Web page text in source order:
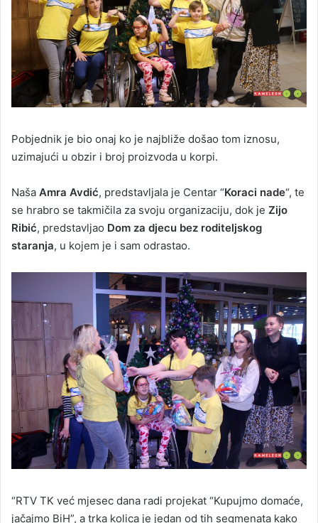
Pobjednik je bio onaj ko je najbliže došao tom iznosu,
uzimajući u obzir i broj proizvoda u korpi.
Naša Amra Avdić, predstavljala je Centar “Koraci nade“, te
se hrabro se takmičila za svoju organizaciju, dok je Zijo
Ribić, predstavljao Dom za djecu bez roditeljskog
staranja, u kojem je i sam odrastao.
“RTV TK već mjesec dana radi projekat “Kupujmo domaće,
jačajmo BiH”, a trka kolica je jedan od tih segmenata kako